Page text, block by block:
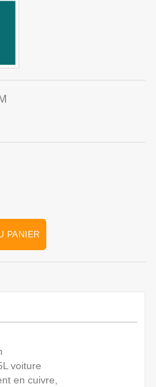
PANIER
voiture
en cuivre,